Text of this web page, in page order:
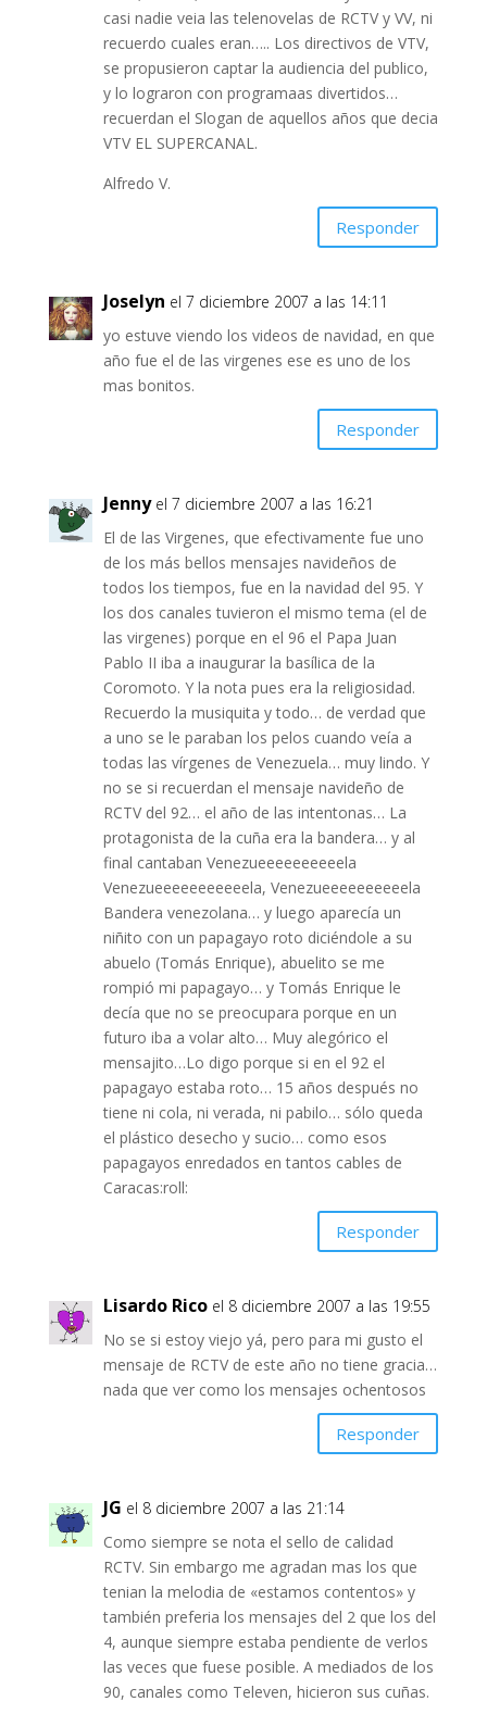
casi nadie veia las telenovelas de RCTV y VV, ni
recuerdo cuales eran….. Los directivos de VTV,
se propusieron captar la audiencia del publico,
y lo lograron con programaas divertidos…
recuerdan el Slogan de aquellos años que decia
VTV EL SUPERCANAL.
Alfredo V.
Responder
Joselyn el 7 diciembre 2007 a las 14:11
yo estuve viendo los videos de navidad, en que
año fue el de las virgenes ese es uno de los
mas bonitos.
Responder
Jenny el 7 diciembre 2007 a las 16:21
El de las Virgenes, que efectivamente fue uno
de los más bellos mensajes navideños de
todos los tiempos, fue en la navidad del 95. Y
los dos canales tuvieron el mismo tema (el de
las virgenes) porque en el 96 el Papa Juan
Pablo II iba a inaugurar la basílica de la
Coromoto. Y la nota pues era la religiosidad.
Recuerdo la musiquita y todo… de verdad que
a uno se le paraban los pelos cuando veía a
todas las vírgenes de Venezuela… muy lindo. Y
no se si recuerdan el mensaje navideño de
RCTV del 92… el año de las intentonas… La
protagonista de la cuña era la bandera… y al
final cantaban Venezueeeeeeeeeela
Venezueeeeeeeeeeela, Venezueeeeeeeeeela
Bandera venezolana… y luego aparecía un
niñito con un papagayo roto diciéndole a su
abuelo (Tomás Enrique), abuelito se me
rompió mi papagayo… y Tomás Enrique le
decía que no se preocupara porque en un
futuro iba a volar alto… Muy alegórico el
mensajito…Lo digo porque si en el 92 el
papagayo estaba roto… 15 años después no
tiene ni cola, ni verada, ni pabilo… sólo queda
el plástico desecho y sucio… como esos
papagayos enredados en tantos cables de
Caracas:roll:
Responder
Lisardo Rico el 8 diciembre 2007 a las 19:55
No se si estoy viejo yá, pero para mi gusto el
mensaje de RCTV de este año no tiene gracia…
nada que ver como los mensajes ochentosos
Responder
JG el 8 diciembre 2007 a las 21:14
Como siempre se nota el sello de calidad
RCTV. Sin embargo me agradan mas los que
tenian la melodia de «estamos contentos» y
también preferia los mensajes del 2 que los del
4, aunque siempre estaba pendiente de verlos
las veces que fuese posible. A mediados de los
90, canales como Televen, hicieron sus cuñas.